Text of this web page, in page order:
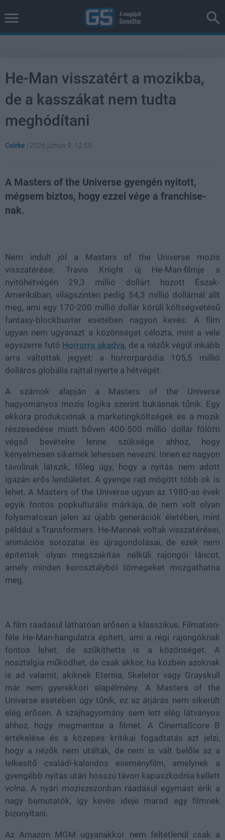
He-Man visszatért a mozikba,
de a kasszákat nem tudta
meghódítani
Csirke | 2026 június 9. 12:55
A Masters of the Universe gyengén nyitott,
mégsem biztos, hogy ezzel vége a franchise-
nak.
Nem indult jól a Masters of the Universe mozis
visszatérése. Travis Knight új He-Man-filmje a
nyitóhétvégén 29,3 millió dollárt hozott Észak-
Amerikában, világszinten pedig 54,3 millió dollárnál állt
meg, ami egy 170-200 millió dollár körüli költségvetésű
fantasy-blockbuster esetében nagyon kevés. A film
ugyan nem ugyanazt a közönséget célozta, mint a vele
egyszerre futó Horrorra akadva, de a nézők végül inkább
arra váltottak jegyet: a horrorparódia 105,5 millió
dolláros globális rajttal nyerte a hétvégét.
A számok alapján a Masters of the Universe
hagyományos mozis logika szerint bukásnak tűnik. Egy
ekkora produkciónak a marketingköltségek és a mozik
részesedése miatt bőven 400-500 millió dollár fölötti
végső bevételre lenne szüksége ahhoz, hogy
kényelmesen sikernek lehessen nevezni. Innen ez nagyon
távolinak látszik, főleg úgy, hogy a nyitás nem adott
igazán erős lendületet. A gyenge rajt mögött több ok is
lehet. A Masters of the Universe ugyan az 1980-as évek
egyik fontos popkulturális márkája, de nem volt olyan
folyamatosan jelen az újabb generációk életében, mint
például a Transformers. He-Mannek voltak visszatérései,
animációs sorozatai és újragondolásai, de ezek nem
építettek olyan megszakítás nélküli rajongói láncot,
amely minden korosztályból tömegeket mozgathatna
meg.
A film ráadásul láthatóan erősen a klasszikus, Filmation-
féle He-Man-hangulatra épített, ami a régi rajongóknak
fontos lehet, de szűkíthette is a közönséget. A
nosztalgia működhet, de csak akkor, ha közben azoknak
is ad valamit, akiknek Eternia, Skeletor vagy Grayskull
már nem gyerekkori alapélmény. A Masters of the
Universe esetében úgy tűnik, ez az átjárás nem sikerült
elég erősen. A szájhagyomány sem lett elég látványos
ahhoz, hogy megmentse a filmet. A CinemaScore B
értékelése és a közepes kritikai fogadtatás azt jelzi,
hogy a nézők nem utálták, de nem is vált belőle az a
lelkesítő családi-kalandos eseményfilm, amelynek a
gyengébb nyitás után hosszú távon kapaszkodnia kellett
volna. A nyári moziszezonban ráadásul egymást érik a
nagy bemutatók, így kevés ideje marad egy filmnek
bizonyítani.
Az Amazon MGM ugyanakkor nem feltétlenül csak a